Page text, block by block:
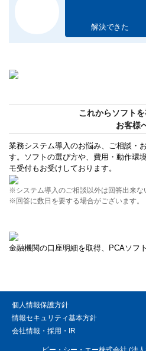
解決できた
これからソフト
お客様
業務システム導入のお悩み、ご相談・
す。ソフトの選び方や、費用・動作環
モ受付もお受けしております。
※システム導入のご相談以外は回答出来な
※回答に数日を要する場合がございます。
金融機関の口座明細を取得、PCAソフ
個人情報保護方針
情報セキュリティ基本方針
会社情報・採用・IR